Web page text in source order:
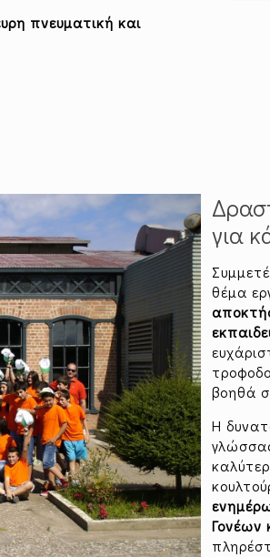
πνευματική και
για
θέμα
βοηθά
Η
Γονέων